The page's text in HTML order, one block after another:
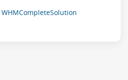
WHMCompleteSolution